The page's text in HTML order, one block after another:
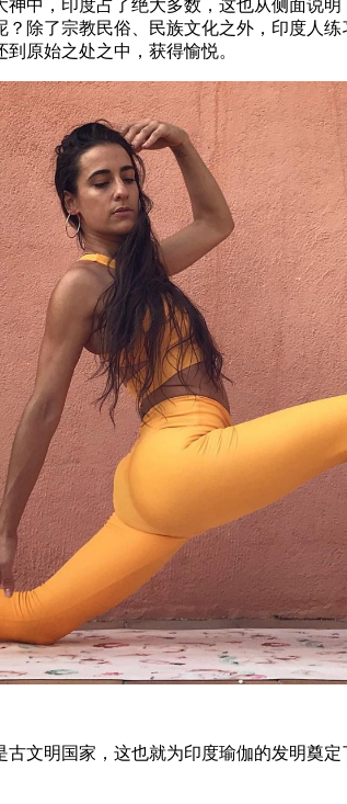
中，印度占了绝大多数，这也从侧面说
除了宗教民俗、民族文化之外，印度人
原始之处之中，获得愉悦。
文明国家，这也就为印度瑜伽的发明奠